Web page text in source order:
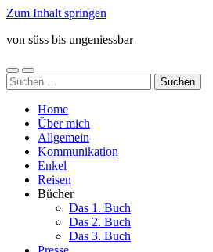
Zum Inhalt springen
von süss bis ungeniessbar
Mobile-
Menü
Suchfeld
ein-/ausblenden
Suchen
nach:
Home
Über mich
Allgemein
Kommunikation
Enkel
Reisen
Bücher
Das 1. Buch
Das 2. Buch
Das 3. Buch